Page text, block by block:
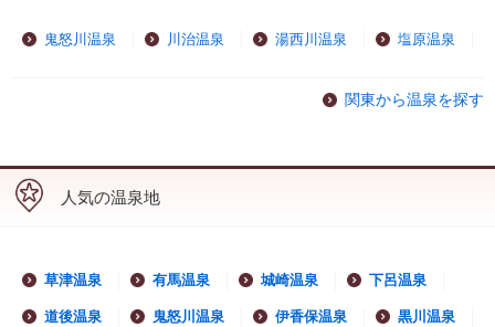
鬼怒川温泉 川治温泉 湯西川温泉 塩原温泉
関東から温泉を探す
人気の温泉地
草津温泉 有馬温泉 城崎温泉 下呂温泉
道後温泉 鬼怒川温泉 伊香保温泉 黒川温泉